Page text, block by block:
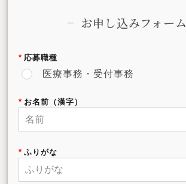
お申し込みフォーム
応募職種
医療事務・受付事務
お名前（漢字）
ふりがな